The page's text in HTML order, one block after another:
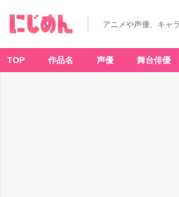
アニメや声優、キャ
TOP 作品名 声優 舞台俳優